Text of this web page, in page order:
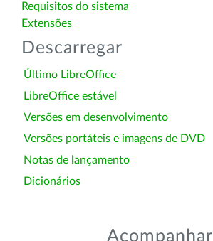
Requisitos do sistema
Extensões
Descarregar
Último LibreOffice
LibreOffice estável
Versões em desenvolvimento
Versões portáteis e imagens de DVD
Notas de lançamento
Dicionários
Acompanhar